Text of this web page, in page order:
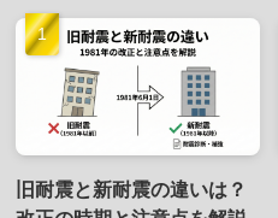
旧耐震と新耐震の違いは？